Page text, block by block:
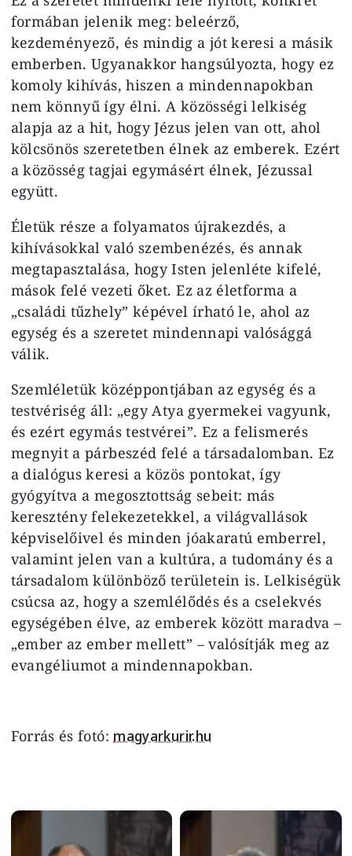
formában jelenik meg: beleérző,
kezdeményező, és mindig a jót keresi a másik
emberben. Ugyanakkor hangsúlyozta, hogy ez
komoly kihívás, hiszen a mindennapokban
nem könnyű így élni. A közösségi lelkiség
alapja az a hit, hogy Jézus jelen van ott, ahol
kölcsönös szeretetben élnek az emberek. Ezért
a közösség tagjai egymásért élnek, Jézussal
együtt.
Életük része a folyamatos újrakezdés, a
kihívásokkal való szembenézés, és annak
megtapasztalása, hogy Isten jelenléte kifelé,
mások felé vezeti őket. Ez az életforma a
„családi tűzhely” képével írható le, ahol az
egység és a szeretet mindennapi valósággá
válik.
Szemléletük középpontjában az egység és a
testvériség áll: „egy Atya gyermekei vagyunk,
és ezért egymás testvérei”. Ez a felismerés
megnyit a párbeszéd felé a társadalomban. Ez
a dialógus keresi a közös pontokat, így
gyógyítva a megosztottság sebeit: más
keresztény felekezetekkel, a világvallások
képviselőivel és minden jóakaratú emberrel,
valamint jelen van a kultúra, a tudomány és a
társadalom különböző területein is. Lelkiségük
csúcsa az, hogy a szemlélődés és a cselekvés
egységében élve, az emberek között maradva –
„ember az ember mellett” – valósítják meg az
evangéliumot a mindennapokban.
Forrás és fotó: magyarkurir.hu
Image Image